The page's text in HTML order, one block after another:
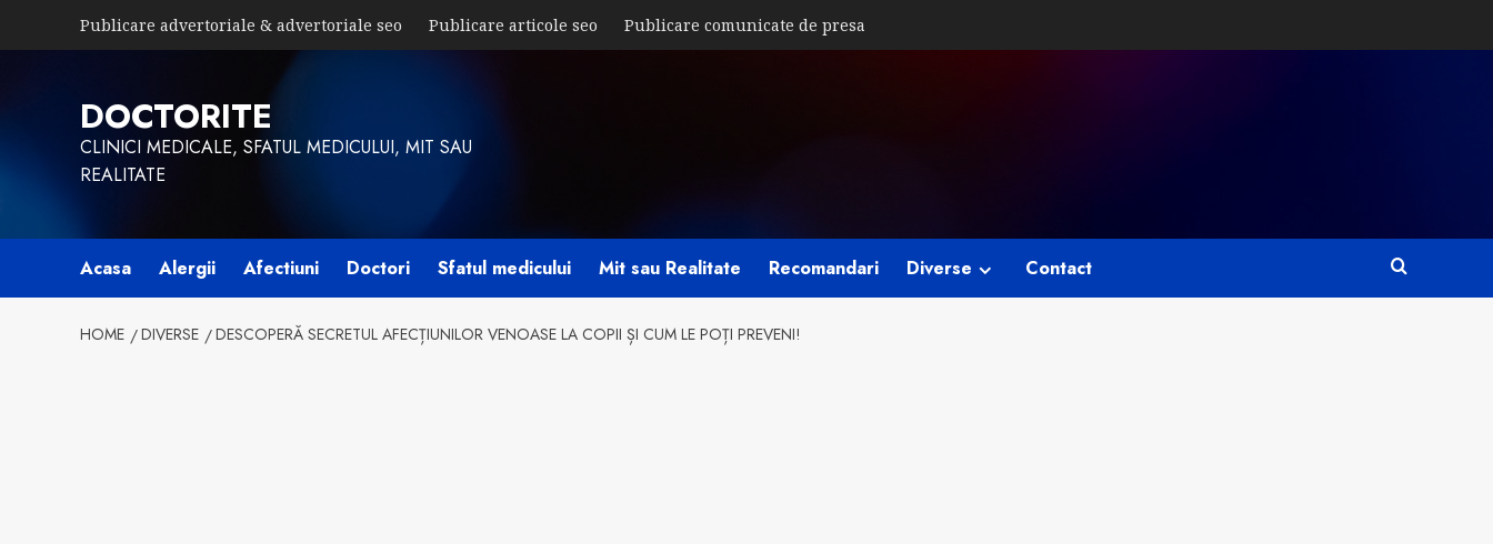
Publicare advertoriale & advertoriale seo Publicare articole seo Publicare comunicate de presa
DOCTORITE
CLINICI MEDICALE, SFATUL MEDICULUI, MIT SAU
REALITATE
Acasa Alergii Afectiuni Doctori Sfatul medicului Mit sau Realitate Recomandari Diverse Contact
HOME DIVERSE DESCOPERĂ SECRETUL AFECȚIUNILOR VENOASE LA COPII ȘI CUM LE POȚI PREVENI!